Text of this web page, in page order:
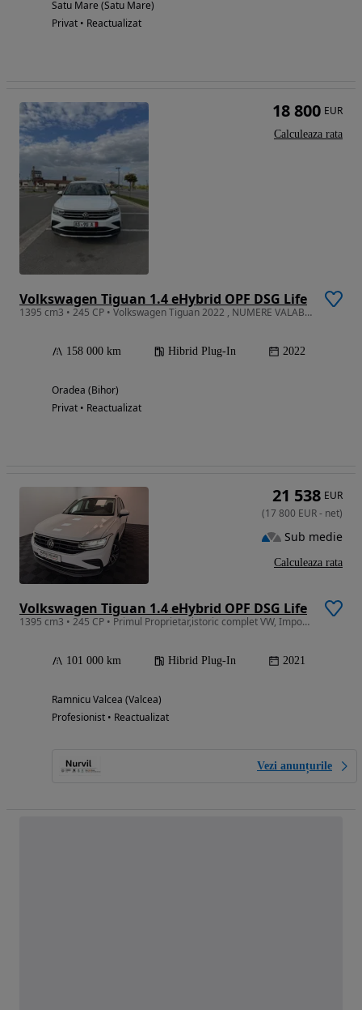
Satu Mare (Satu Mare)
Privat • Reactualizat
Volkswagen Tiguan 1.4 eHybrid OPF DSG Life
1395 cm3 • 245 CP • Volkswagen Tiguan 2022 , NUMERE VALABILE , faruri Matrix
158 000 km Hibrid Plug-In 2022
Oradea (Bihor)
Privat • Reactualizat
18 800 EUR
Calculeaza rata
Volkswagen Tiguan 1.4 eHybrid OPF DSG Life
1395 cm3 • 245 CP • Primul Proprietar,istoric complet VW, Import Germania VW
101 000 km Hibrid Plug-In 2021
Ramnicu Valcea (Valcea)
Profesionist • Reactualizat
Vezi anunțurile
21 538 EUR
(17 800 EUR- net)
Sub medie
Calculeaza rata